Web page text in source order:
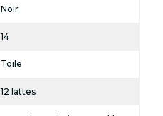
Noir
14
Toile
12 lattes